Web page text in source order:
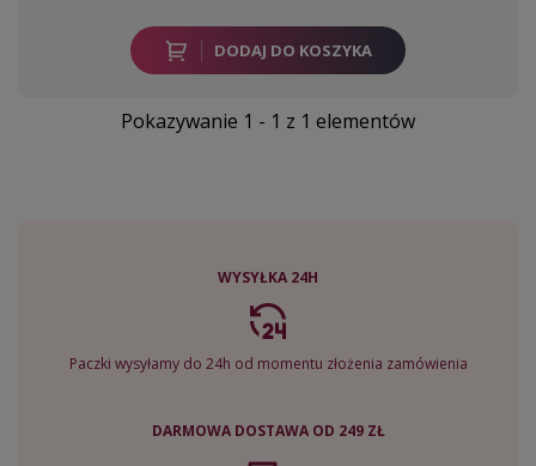
DODAJ DO KOSZYKA
Pokazywanie 1 - 1 z 1 elementów
WYSYŁKA 24H
Paczki wysyłamy do 24h od momentu złożenia zamówienia
DARMOWA DOSTAWA OD 249 ZŁ